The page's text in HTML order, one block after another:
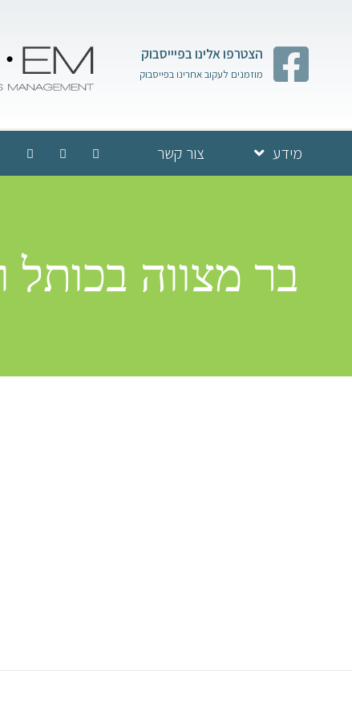
הצטרפו אלינו בפיייסבוק
מוזמנים לעקוב אחרינו בפייסבוק
מידע צור קשר
בר מצווה בכותל